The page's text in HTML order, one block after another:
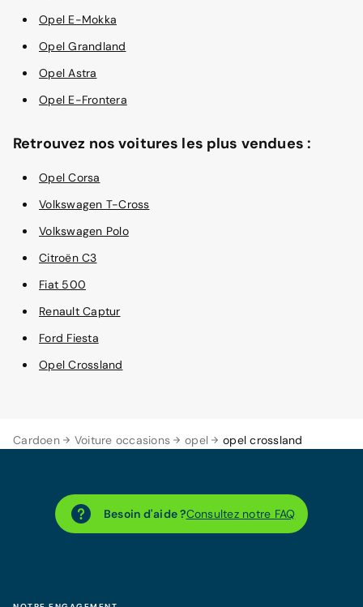
Cardoen Voiture occasions opel opel crossland
Opel E-Mokka
Opel Grandland
Opel Astra
Opel E-Frontera
Retrouvez nos voitures les plus vendues :
Opel Corsa
Volkswagen T-Cross
Volkswagen Polo
Citroën C3
Fiat 500
Renault Captur
Ford Fiesta
Opel Crossland
Besoin d'aide ?Consultez notre FAQ